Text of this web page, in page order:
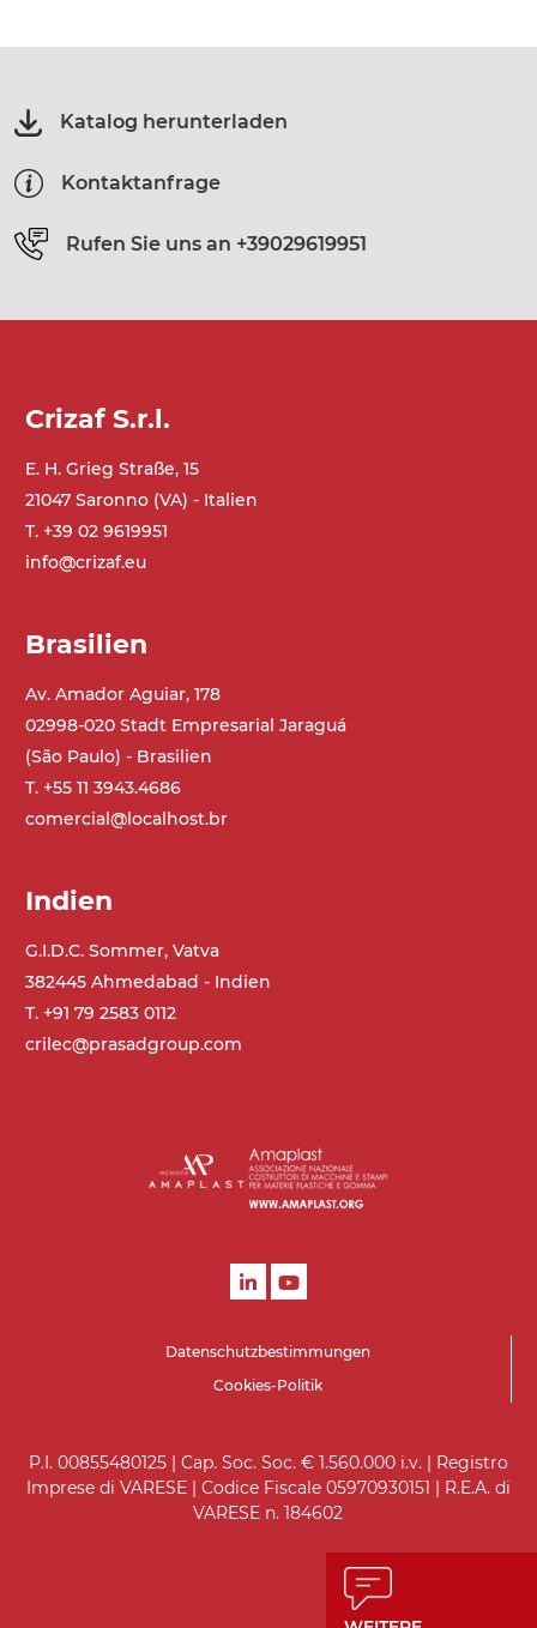
Katalog herunterladen
Kontaktanfrage
Rufen Sie uns an +39029619951
Crizaf S.r.l.
E. H. Grieg Straße, 15
21047 Saronno (VA) - Italien
T. +39 02 9619951
info@crizaf.eu
Brasilien
Av. Amador Aguiar, 178
02998-020 Stadt Empresarial Jaraguá
(São Paulo) - Brasilien
T. +55 11 3943.4686
comercial@localhost.br
Indien
G.I.D.C. Sommer, Vatva
382445 Ahmedabad - Indien
T. +91 79 2583 0112
crilec@prasadgroup.com
Datenschutzbestimmungen
Cookies-Politik
P.I. 00855480125 | Cap. Soc. Soc. € 1.560.000 i.v. | Registro
Imprese di VARESE | Codice Fiscale 05970930151 | R.E.A. di
VARESE n. 184602